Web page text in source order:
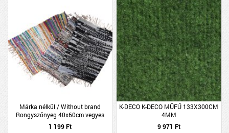
Márka nélkül / Without brand
Rongyszőnyeg 40x60cm vegyes
színben pamut
1 199 Ft
K-DECO K-DECO MŰFŰ 133X300CM
4MM
9 971 Ft